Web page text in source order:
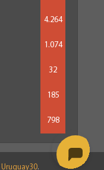
4.264
1.074
32
185
798
Uruguay30.